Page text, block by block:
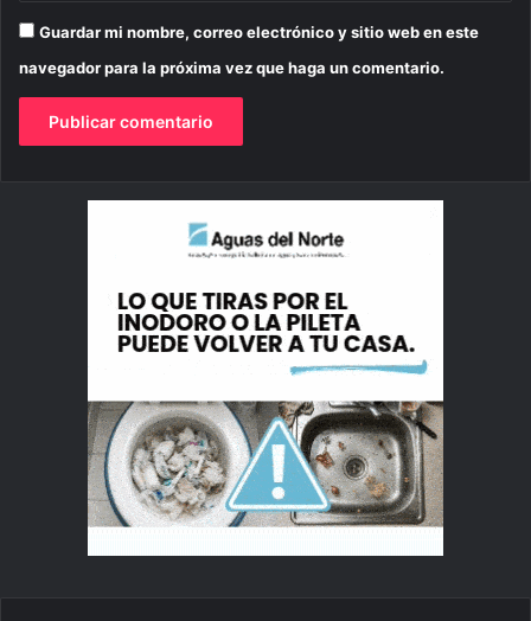
Guardar mi nombre, correo electrónico y sitio web en este
navegador para la próxima vez que haga un comentario.